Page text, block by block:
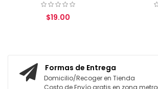
$19.00
Formas de Entrega
Domicilio/Recoger en Tienda
Costo de Envío gratis en zona